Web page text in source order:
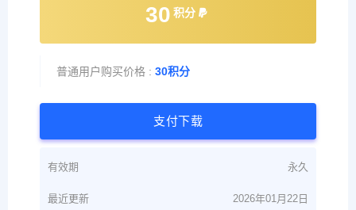
30 积分
普通用户购买价格 : 30积分
支付下载
有效期 永久
最近更新 2026年01月22日